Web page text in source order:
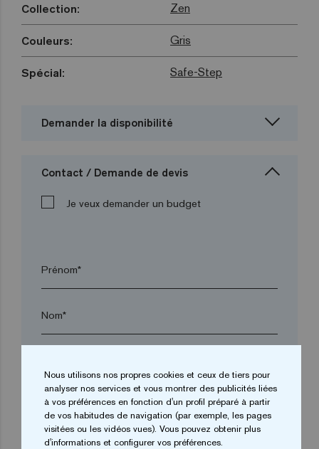
Collection: Zen
Couleurs: Gris
Spécial: Safe-Step
Demander la disponibilité
Contact / Demande de devis
Je veux demander un budget
Prénom*
Nom*
arrow_drop_down
Nous utilisons nos propres cookies et ceux de tiers pour
analyser nos services et vous montrer des publicités liées
à vos préférences en fonction d'un profil préparé à partir
de vos habitudes de navigation (par exemple, les pages
visitées ou les vidéos vues). Vous pouvez obtenir plus
d'informations et configurer vos préférences.